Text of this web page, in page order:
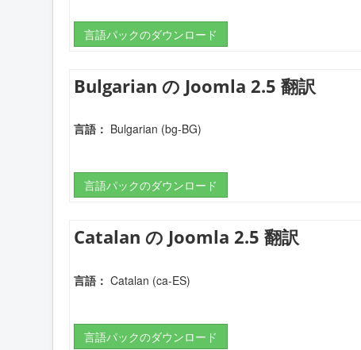
言語パックのダウンロード
Bulgarian の Joomla 2.5 翻訳
言語： Bulgarian (bg-BG)
言語パックのダウンロード
Catalan の Joomla 2.5 翻訳
言語： Catalan (ca-ES)
言語パックのダウンロード